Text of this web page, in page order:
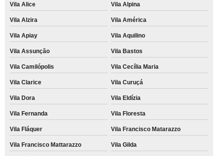
Vila Alice Vila Alpina
Vila Alzira Vila América
Vila Apiay Vila Aquilino
Vila Assunção Vila Bastos
Vila Camilópolis Vila Cecília Maria
Vila Clarice Vila Curuçá
Vila Dora Vila Eldízia
Vila Fernanda Vila Floresta
Vila Fláquer Vila Francisco Matarazzo
Vila Francisco Mattarazzo Vila Gilda